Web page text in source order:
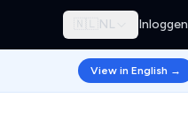
🇳🇱 NL Inloggen
View in English →